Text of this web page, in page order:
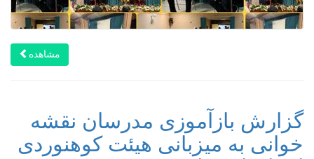
مشاهده
گزارش بازآموزی مدرسان نقشه
خوانی به میزبانی هیئت کوهنوردی